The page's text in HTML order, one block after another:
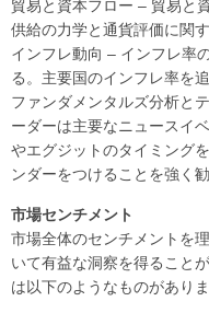
貿易と資本フロー – 貿易と
供給の力学と通貨評価に関
インフレ動向 – インフレ率
る。主要国のインフレ率を
ファンダメンタルズ分析と
ーダーは主要なニュースイ
やエグジットのタイミング
ンダーをつけることを強く勧
市場センチメント
市場全体のセンチメントを
いて有益な洞察を得ること
は以下のようなものがありま